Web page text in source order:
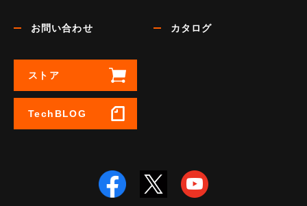
お問い合わせ カタログ
ストア
TechBLOG